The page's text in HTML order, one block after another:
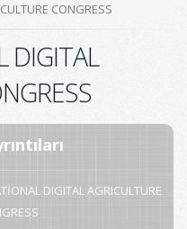
CONGRESS
DIGITAL
DIGITAL AGRICULTURE